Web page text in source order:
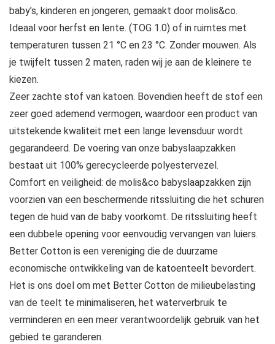
baby’s, kinderen en jongeren, gemaakt door molis&co.
Ideaal voor herfst en lente. (TOG 1.0) of in ruimtes met
temperaturen tussen 21 °C en 23 °C. Zonder mouwen. Als
je twijfelt tussen 2 maten, raden wij je aan de kleinere te
kiezen.
Zeer zachte stof van katoen. Bovendien heeft de stof een
zeer goed ademend vermogen, waardoor een product van
uitstekende kwaliteit met een lange levensduur wordt
gegarandeerd. De voering van onze babyslaapzakken
bestaat uit 100% gerecycleerde polyestervezel.
Comfort en veiligheid: de molis&co babyslaapzakken zijn
voorzien van een beschermende ritssluiting die het schuren
tegen de huid van de baby voorkomt. De ritssluiting heeft
een dubbele opening voor eenvoudig vervangen van luiers.
Better Cotton is een vereniging die de duurzame
economische ontwikkeling van de katoenteelt bevordert.
Het is ons doel om met Better Cotton de milieubelasting
van de teelt te minimaliseren, het waterverbruik te
verminderen en een meer verantwoordelijk gebruik van het
gebied te garanderen.